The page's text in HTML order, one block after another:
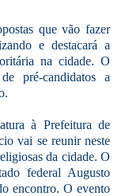
que vão fazer
e destacará a
na cidade. O
pré-candidatos a
à Prefeitura de
vai se reunir neste
da cidade. O
federal Augusto
encontro. O evento